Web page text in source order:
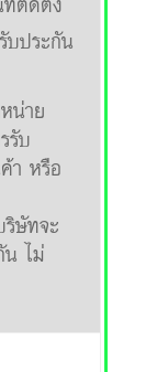
บประกัน
น่าย
รับ
า หรือ
ษัทจะ
น ไม่